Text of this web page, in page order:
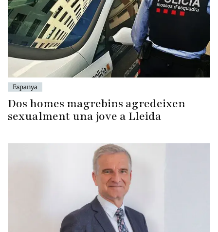
Espanya
Dos homes magrebins agredeixen
sexualment una jove a Lleida